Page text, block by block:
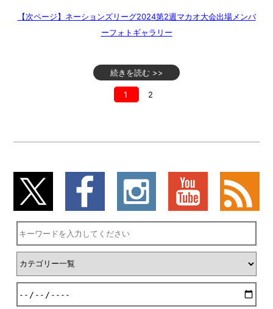
【次ページ】ネーションズリーグ2024第2週マカオ大会出場メンバ
ーフォトギャラリー
続きを読む >>
1 2